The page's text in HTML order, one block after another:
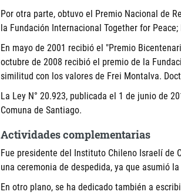
Por otra parte, obtuvo el Premio Nacional de
la Fundación Internacional Together for
En mayo de 2001 recibió el "Premio
octubre de 2008 recibió el premio de la
similitud con los valores de Frei Montalva.
La Ley N° 20.923, publicada el 1 de junio de
Comuna de Santiago.
Actividades complementarias
Fue presidente del Instituto Chileno Israelí de
una ceremonia de despedida, ya que asumió
En otro plano, se ha dedicado también a